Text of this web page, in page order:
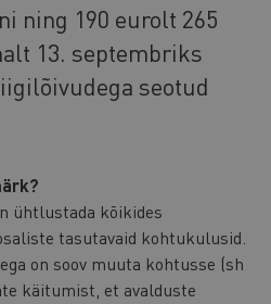
ning 190 eurolt 265
13. septembriks
seotud
ühtlustada kõikides
tasutavaid kohtukulusid.
on soov muuta kohtusse (sh
käitumist, et avalduste